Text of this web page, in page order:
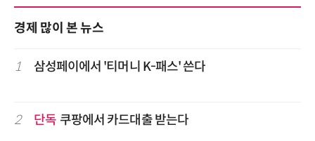
경제 많이 본 뉴스
1 삼성페이에서 '티머니 K-패스' 쓴다
2 단독 쿠팡에서 카드대출 받는다